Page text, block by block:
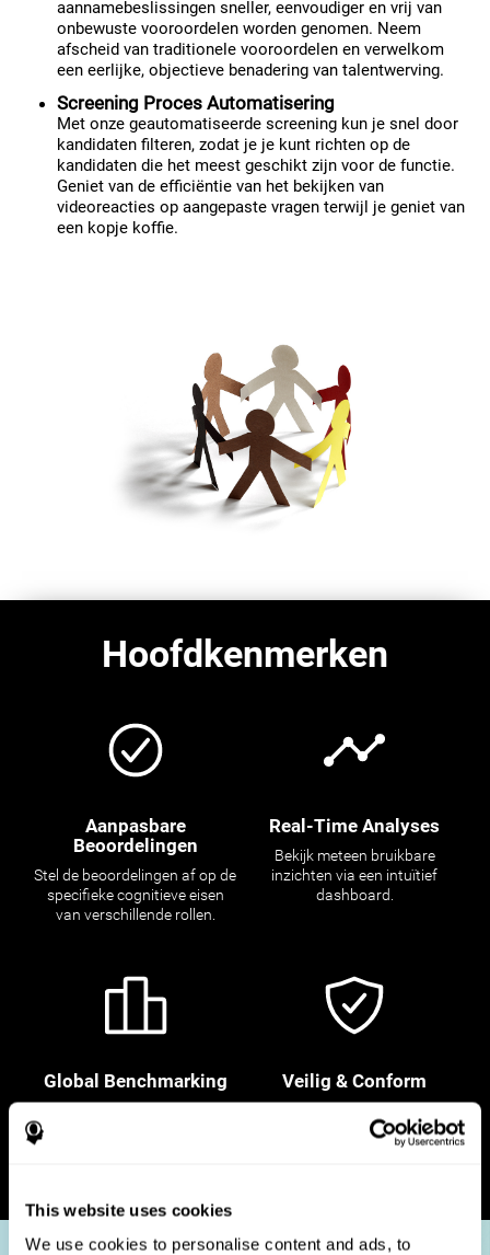
This website uses cookies
We use cookies to personalise content and ads, to
aannamebeslissingen sneller, eenvoudiger en vrij van
onbewuste vooroordelen worden genomen. Neem
afscheid van traditionele vooroordelen en verwelkom
een eerlijke, objectieve benadering van talentwerving.
Screening Proces Automatisering
Met onze geautomatiseerde screening kun je snel door
kandidaten filteren, zodat je je kunt richten op de
kandidaten die het meest geschikt zijn voor de functie.
Geniet van de efficiëntie van het bekijken van
videoreacties op aangepaste vragen terwijl je geniet van
een kopje koffie.
Hoofdkenmerken
Aanpasbare
Beoordelingen
Stel de beoordelingen af op de
specifieke cognitieve eisen
van verschillende rollen.
Real-Time Analyses
Bekijk meteen bruikbare
inzichten via een intuïtief
dashboard.
Global Benchmarking
maatstaven om toptalent aan
Veilig & Conform
kandidaatgegevens met ons
veilige, privacy conform